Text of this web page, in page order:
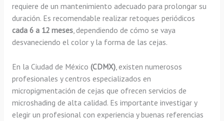
requiere de un mantenimiento adecuado para prolongar su
duración. Es recomendable realizar retoques periódicos
cada 6 a 12 meses, dependiendo de cómo se vaya
desvaneciendo el color y la forma de las cejas.
En la Ciudad de México (CDMX), existen numerosos
profesionales y centros especializados en
micropigmentación de cejas que ofrecen servicios de
microshading de alta calidad. Es importante investigar y
elegir un profesional con experiencia y buenas referencias